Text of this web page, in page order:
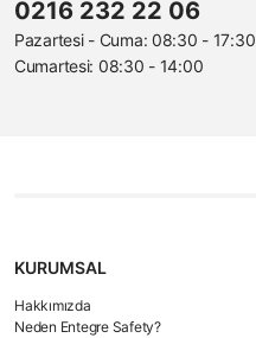
0216 232 22 06
Pazartesi - Cuma: 08:30 - 17:30
Cumartesi: 08:30 - 14:00
KURUMSAL
Hakkımızda
Neden Entegre Safety?